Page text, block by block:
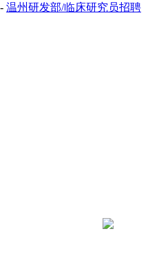
- 温州研发部/临床研究员招聘